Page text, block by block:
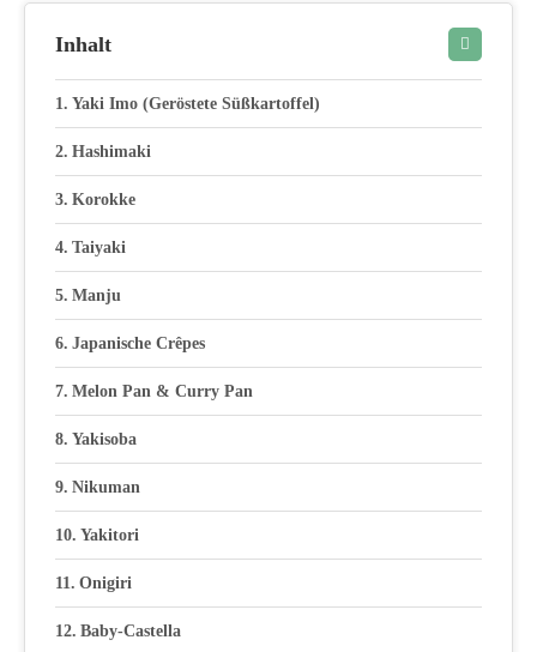
Inhalt
Yaki Imo (Geröstete Süßkartoffel)
Hashimaki
Korokke
Taiyaki
Manju
Japanische Crêpes
Melon Pan & Curry Pan
Yakisoba
Nikuman
Yakitori
Onigiri
Baby-Castella